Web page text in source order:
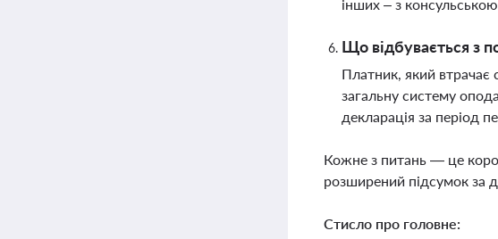
інших – з
Що відбувається з
Платник, який втрачає
загальну систему
декларація за період
Кожне з питань — це
розширений підсумок за
Стисло про головне: